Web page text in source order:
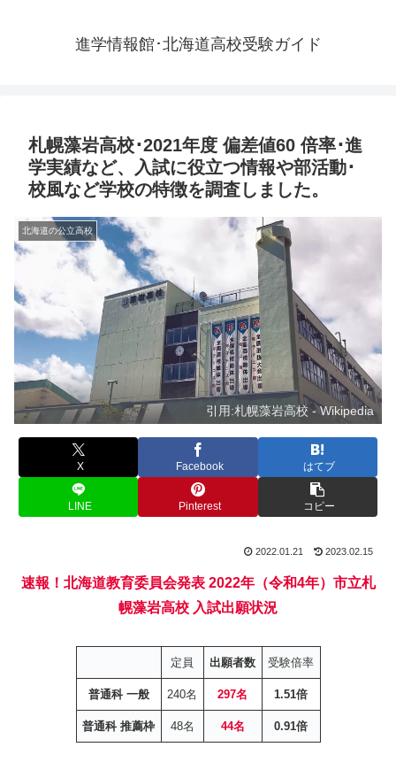
進学情報館･北海道高校受験ガイド
札幌藻岩高校･2021年度 偏差値60 倍率･進
学実績など、入試に役立つ情報や部活動･
校風など学校の特徴を調査しました。
北海道の公立高校
引用:札幌藻岩高校 - Wikipedia
X Facebook はてブ
LINE Pinterest コピー
2022.01.21 2023.02.15
速報！北海道教育委員会発表 2022年（令和4年）市立札
幌藻岩高校 入試出願状況
定員 出願者数 受験倍率
普通科 一般 240名 297名 1.51倍
普通科 推薦枠 48名 44名 0.91倍